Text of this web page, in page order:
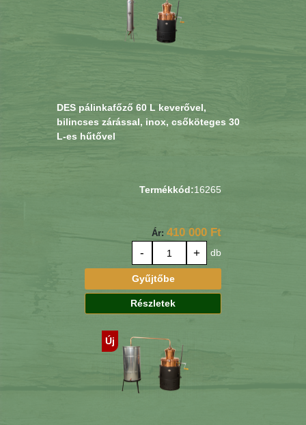
DES pálinkafőző 60 L keverővel,
bilincses zárással, inox, csőköteges 30
L-es hűtővel
Termékkód:16265
Ár: 410 000 Ft
-
+ db
Gyűjtőbe
Részletek
Új